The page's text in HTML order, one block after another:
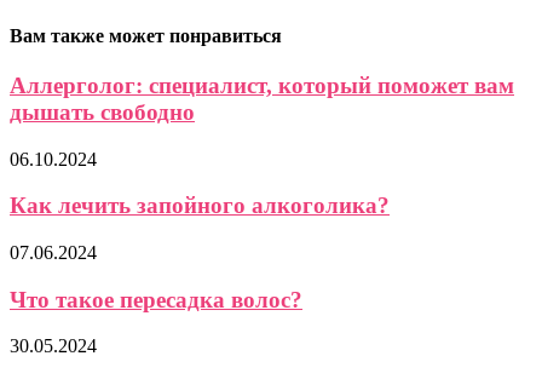
Вам также может понравиться
Аллерголог: специалист, который поможет вам
дышать свободно
06.10.2024
Как лечить запойного алкоголика?
07.06.2024
Что такое пересадка волос?
30.05.2024